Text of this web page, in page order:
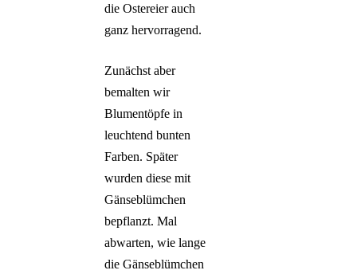
die Ostereier auch
ganz hervorragend.
Zunächst aber
bemalten wir
Blumentöpfe in
leuchtend bunten
Farben. Später
wurden diese mit
Gänseblümchen
bepflanzt. Mal
abwarten, wie lange
die Gänseblümchen